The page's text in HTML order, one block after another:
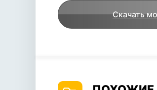
Скачать